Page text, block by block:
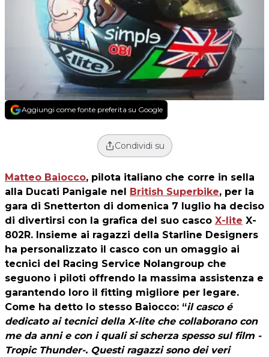
Aggiungi come fonte preferita su Google
Condividi su
Matteo Baiocco, pilota italiano che corre in sella
alla Ducati Panigale nel
British Superbike, per la
gara di Snetterton di domenica 7 luglio ha deciso
di divertirsi con la grafica del suo casco X-lite X-
802R. Insieme ai ragazzi della Starline Designers
ha personalizzato il casco con un omaggio ai
tecnici del Racing Service Nolangroup che
seguono i piloti offrendo la massima assistenza e
garantendo loro il fitting migliore per legare.
Come ha detto lo stesso Baiocco: “il casco é
dedicato ai tecnici della X-lite che collaborano con
me da anni e con i quali si scherza spesso sul film -
Tropic Thunder-. Questi ragazzi sono dei veri